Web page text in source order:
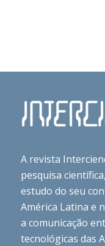
A revista
pesquisa
estudo do seu
América Latina e
a comunicação
tecnológicas das